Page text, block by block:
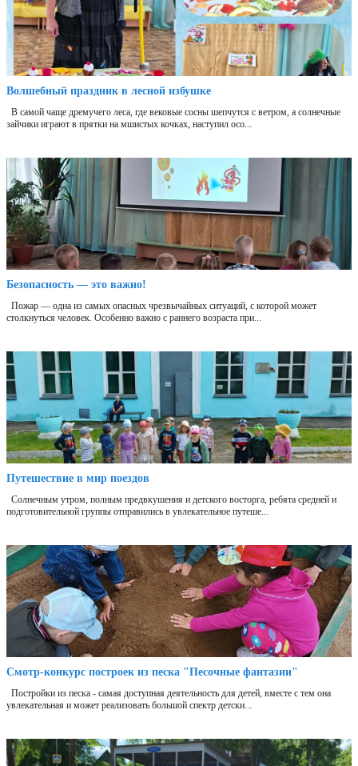
Волшебный праздник в лесной избушке
В самой чаще дремучего леса, где вековые сосны шепчутся с ветром, а солнечные
зайчики играют в прятки на мшистых кочках, наступил осо...
Безопасность — это важно!
Пожар — одна из самых опасных чрезвычайных ситуаций, с которой может
столкнуться человек. Особенно важно с раннего возраста при...
Путешествие в мир поездов
Солнечным утром, полным предвкушения и детского восторга, ребята средней и
подготовительной группы отправились в увлекательное путеше...
Смотр-конкурс построек из песка "Песочные фантазии"
Постройки из песка - самая доступная деятельность для детей, вместе с тем она
увлекательная и может реализовать большой спектр детски...